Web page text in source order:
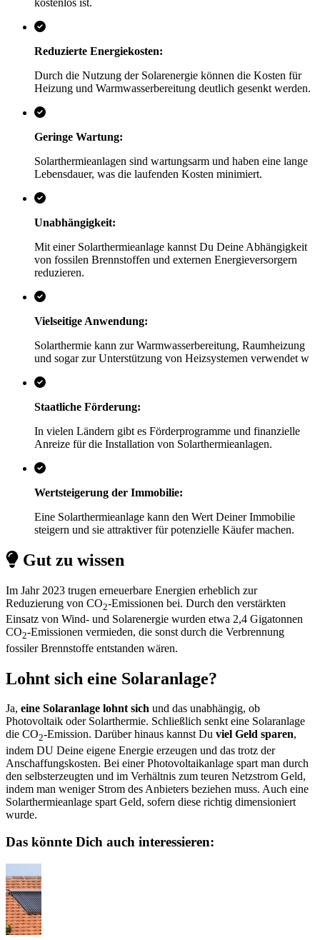
kostenlos ist.
Reduzierte Energiekosten:
Durch die Nutzung der Solarenergie können die Kosten für
Heizung und Warmwasserbereitung deutlich gesenkt werden.
Geringe Wartung:
Solarthermieanlagen sind wartungsarm und haben eine lange
Lebensdauer, was die laufenden Kosten minimiert.
Unabhängigkeit:
Mit einer Solarthermieanlage kannst Du Deine Abhängigkeit
von fossilen Brennstoffen und externen Energieversorgern
reduzieren.
Vielseitige Anwendung:
Solarthermie kann zur Warmwasserbereitung, Raumheizung
und sogar zur Unterstützung von Heizsystemen verwendet w
Staatliche Förderung:
In vielen Ländern gibt es Förderprogramme und finanzielle
Anreize für die Installation von Solarthermieanlagen.
Wertsteigerung der Immobilie:
Eine Solarthermieanlage kann den Wert Deiner Immobilie
steigern und sie attraktiver für potenzielle Käufer machen.
Gut zu wissen
Im Jahr 2023 trugen erneuerbare Energien erheblich zur
Reduzierung von CO2-Emissionen bei. Durch den verstärkten
Einsatz von Wind- und Solarenergie wurden etwa 2,4 Gigatonnen
CO2-Emissionen vermieden, die sonst durch die Verbrennung
fossiler Brennstoffe entstanden wären.
Lohnt sich eine Solaranlage?
Ja, eine Solaranlage lohnt sich und das unabhängig, ob
Photovoltaik oder Solarthermie. Schließlich senkt eine Solaranlage
die CO2-Emission. Darüber hinaus kannst Du viel Geld sparen,
indem DU Deine eigene Energie erzeugen und das trotz der
Anschaffungskosten. Bei einer Photovoltaikanlage spart man durch
den selbsterzeugten und im Verhältnis zum teuren Netzstrom Geld,
indem man weniger Strom des Anbieters beziehen muss. Auch eine
Solarthermieanlage spart Geld, sofern diese richtig dimensioniert
wurde.
Das könnte Dich auch interessieren: